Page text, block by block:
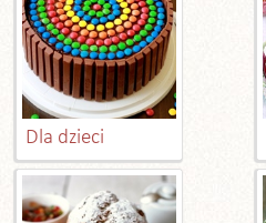
Dla dzieci